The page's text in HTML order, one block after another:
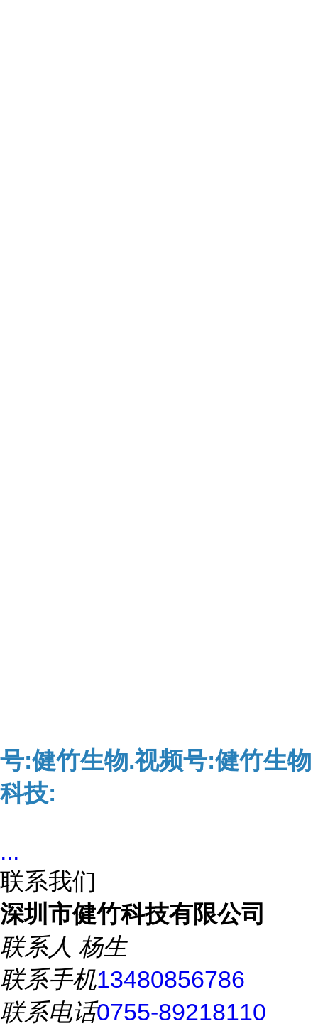
号:健竹生物.视频号:健竹生物
科技:
...
联系我们
深圳市健竹科技有限公司
联系人 杨生
联系手机13480856786
联系电话0755-89218110